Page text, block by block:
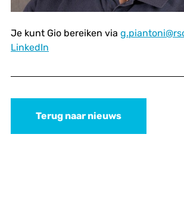
Je kunt Gio bereiken via
LinkedIn
Terug naar nieuws